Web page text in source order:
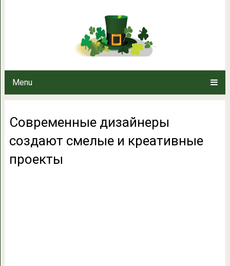
Menu
Современные дизайнеры
Современные дизайнеры
создают смелые и креативные
проекты